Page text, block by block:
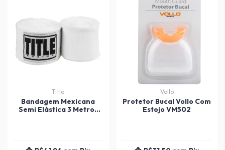
Title
Bandagem Mexicana
Semi Elástica 3 Metros
Vollo
Protetor Bucal Vollo Com
Estojo VM502